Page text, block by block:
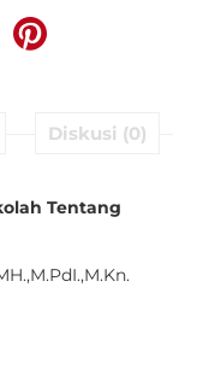
Diskusi (0)
Tentang